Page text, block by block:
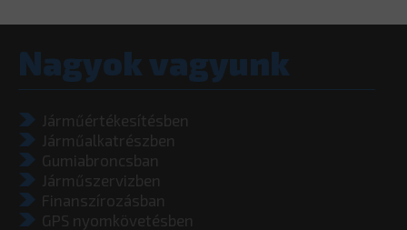
Nagyok vagyunk
Járműértékesítésben
Járműalkatrészben
Gumiabroncsban
Járműszervizben
Finanszírozásban
GPS nyomkövetésben